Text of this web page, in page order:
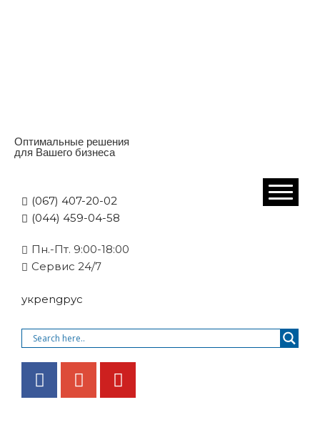
Оптимальные решения
для Вашего бизнеса
(067) 407-20-02
(044) 459-04-58
Пн.-Пт. 9:00-18:00
Cервис 24/7
укрengрус